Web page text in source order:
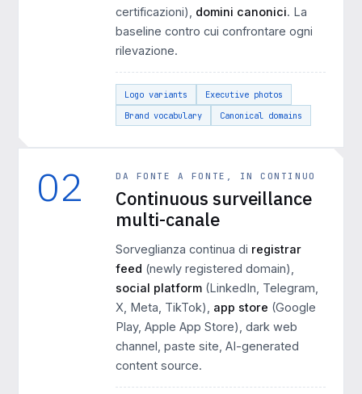
certificazioni), domini canonici. La
baseline contro cui confrontare ogni
rilevazione.
Logo variants
Executive photos
Brand vocabulary
Canonical domains
02 DA FONTE A FONTE, IN CONTINUO
Continuous surveillance
multi-canale
Sorveglianza continua di registrar
feed (newly registered domain),
social platform (LinkedIn, Telegram,
X, Meta, TikTok), app store (Google
Play, Apple App Store), dark web
channel, paste site, AI-generated
content source.